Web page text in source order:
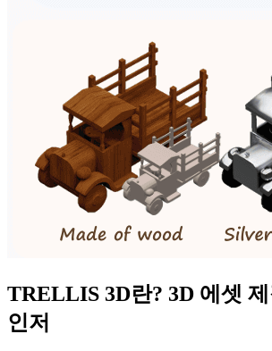
TRELLIS 3D란? 3D 에셋 제
인저